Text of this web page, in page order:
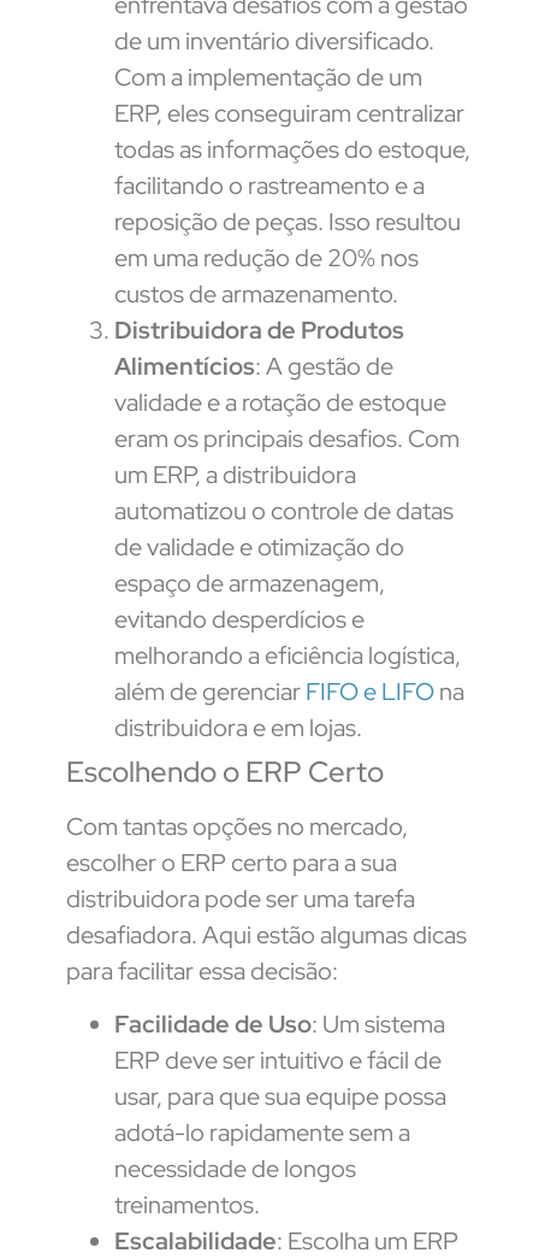
de um inventário diversificado.
Com a implementação de um
ERP, eles conseguiram centralizar
todas as informações do estoque,
facilitando o rastreamento e a
reposição de peças. Isso resultou
em uma redução de 20% nos
custos de armazenamento.
Distribuidora de Produtos
Alimentícios: A gestão de
validade e a rotação de estoque
eram os principais desafios. Com
um ERP, a distribuidora
automatizou o controle de datas
de validade e otimização do
espaço de armazenagem,
evitando desperdícios e
melhorando a eficiência logística,
além de gerenciarFIFO e LIFOna
distribuidora e em lojas.
Escolhendo o ERP Certo
Com tantas opções no mercado,
escolher o ERP certo para a sua
distribuidora pode ser uma tarefa
desafiadora. Aqui estão algumas dicas
para facilitar essa decisão:
Facilidade de Uso: Um sistema
ERP deve ser intuitivo e fácil de
usar, para que sua equipe possa
adotá-lo rapidamente sem a
necessidade de longos
treinamentos.
Escalabilidade: Escolha um ERP